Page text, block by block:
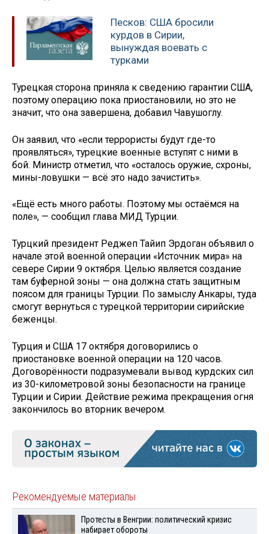
Песков: США бросили
курдов в Сирии,
вынуждая воевать с
турками
Турецкая сторона приняла к сведению гарантии США,
поэтому операцию пока приостановили, но это не
значит, что она завершена, добавил Чавушоглу.
Он заявил, что «если террористы будут где-то
проявляться», турецкие военные вступят с ними в
бой. Министр отметил, что «осталось оружие, схроны,
мины-ловушки — всё это надо зачистить».
«Ещё есть много работы. Поэтому мы остаёмся на
поле», — сообщил глава МИД Турции.
Турцкий президент Реджеп Тайип Эрдоган объявил о
начале этой военной операции «Источник мира» на
севере Сирии 9 октября. Целью является создание
там буферной зоны — она должна стать защитным
поясом для границы Турции. По замыслу Анкары, туда
смогут вернуться с турецкой территории сирийские
беженцы.
Турция и США 17 октября договорились о
приостановке военной операции на 120 часов.
Договорённости подразумевали вывод курдских сил
из 30-километровой зоны безопасности на границе
Турции и Сирии. Действие режима прекращения огня
закончилось во вторник вечером.
Рекомендуемые материалы
Протесты в Венгрии: политический кризис
набирает обороты